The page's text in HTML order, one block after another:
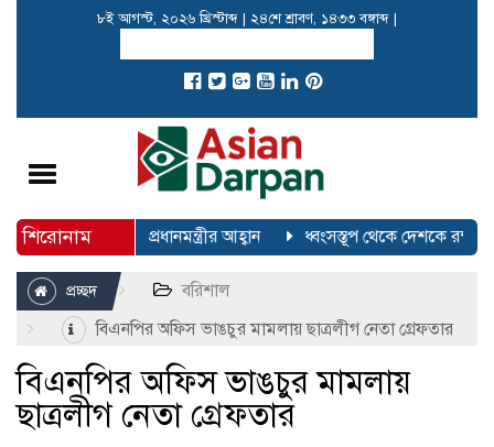
৮ই আগস্ট, ২০২৬ খ্রিস্টাব্দ | ২৪শে শ্রাবণ, ১৪৩৩ বঙ্গাব্দ |
Toggle
শিরোনাম
ইউএনওদের প্রধানমন্ত্রীর আহ্বান ধ্বংসস্তূপ থেকে দেশকে রক্ষা
প্রচ্ছদ
বরিশাল
বিএনপির অফিস ভাঙচুর মামলায় ছাত্রলীগ নেতা গ্রেফতার
বিএনপির অফিস ভাঙচুর মামলায়
ছাত্রলীগ নেতা গ্রেফতার